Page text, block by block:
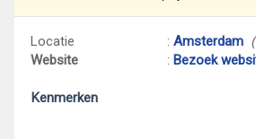
Locatie : Amsterdam
Website
: Bezoek
Kenmerken